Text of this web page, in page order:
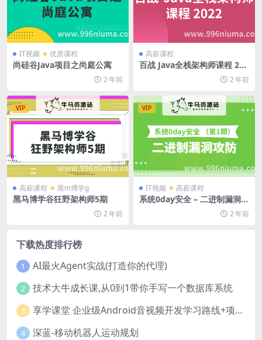
IT视频 优质课程
尚硅谷Java项目之尚庭公寓
2 年前
高薪课程
百战 Java全栈架构师课程 202
2 年前
VIP
高薪课程 黑m博学g
黑马博学谷狂野架构师5期
2 年前
VIP
IT视频 高薪课程
系统0day安全 – 二进制漏洞攻
2 年前
下载热度排行榜
1 AI最火Agent实战(打造你的代理)
2 技术大牛成长课,从0到1带你手写一个数据库系统
3 享学课堂 企业级Android音视频开发学习路线+项目实战（附源码）
4 深蓝-移动机器人运动规划